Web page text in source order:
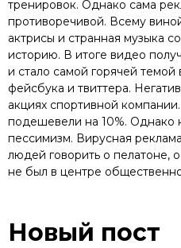
тренировок. Однако сама
противоречивой. Всему
актрисы и странная музыка
историю. В итоге видео
и стало самой горячей
фейсбука и твиттера.
акциях спортивной
подешевели на 10%. Однако
пессимизм. Вирусная
людей говорить о пелатоне,
не был в центре
Новый пост